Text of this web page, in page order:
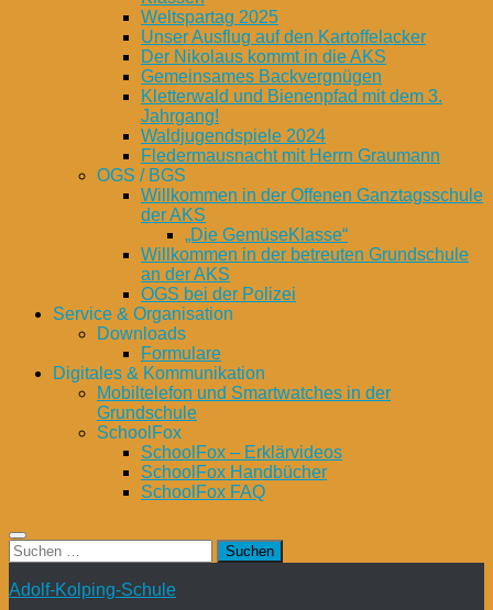
Weltspartag 2025
Unser Ausflug auf den Kartoffelacker
Der Nikolaus kommt in die AKS
Gemeinsames Backvergnügen
Kletterwald und Bienenpfad mit dem 3.
Jahrgang!
Waldjugendspiele 2024
Fledermausnacht mit Herrn Graumann
OGS / BGS
Willkommen in der Offenen Ganztagsschule
der AKS
„Die GemüseKlasse“
Willkommen in der betreuten Grundschule
an der AKS
OGS bei der Polizei
Service & Organisation
Downloads
Formulare
Digitales & Kommunikation
Mobiltelefon und Smartwatches in der
Grundschule
SchoolFox
SchoolFox – Erklärvideos
SchoolFox Handbücher
SchoolFox FAQ
Suchen
nach:
Adolf-Kolping-Schule